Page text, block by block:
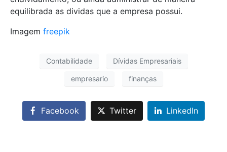
equilibrada as dividas que a empresa possui.
Imagem freepik
Contabilidade Dívidas Empresariais
empresario finanças
Facebook Twitter LinkedIn